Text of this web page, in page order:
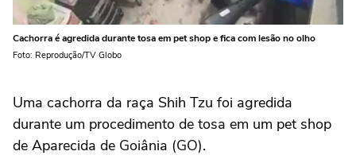
Cachorra é agredida durante tosa em pet shop e fica com lesão no olho
Foto: Reprodução/TV Globo
Uma cachorra da raça Shih Tzu foi agredida
durante um procedimento de tosa em um pet shop
de Aparecida de Goiânia (GO).